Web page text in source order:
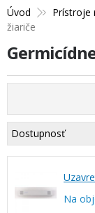
Úvod Prístroje
žiariče
Dostupnosť
Na